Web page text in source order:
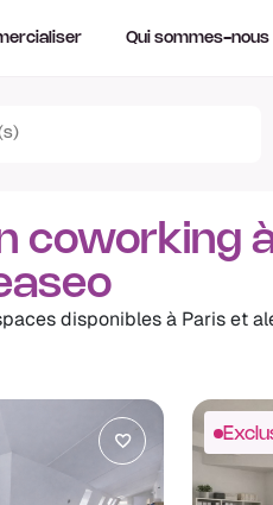
Qui sommes-nous
coworking
disponibles à Paris et